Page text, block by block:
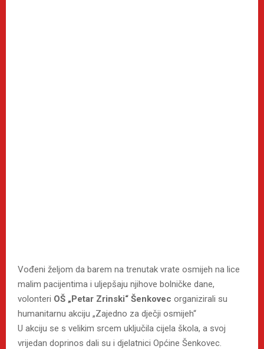
Vođeni željom da barem na trenutak vrate osmijeh na lice
malim pacijentima i uljepšaju njihove bolničke dane,
volonteri OŠ „Petar Zrinski“ Šenkovec organizirali su
humanitarnu akciju „Zajedno za dječji osmijeh“
U akciju se s velikim srcem uključila cijela škola, a svoj
vrijedan doprinos dali su i djelatnici Općine Šenkovec.